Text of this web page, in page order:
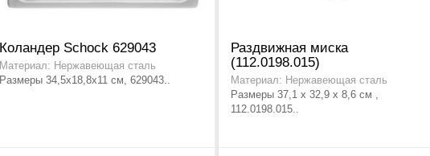
Коландер Schock 629043
Материал: Нержавеющая сталь
Размеры 34,5x18,8x11 см, 629043..
Раздвижная миска
(112.0198.015)
Материал: Нержавеющая сталь
Размеры 37,1 х 32,9 х 8,6 см ,
112.0198.015..